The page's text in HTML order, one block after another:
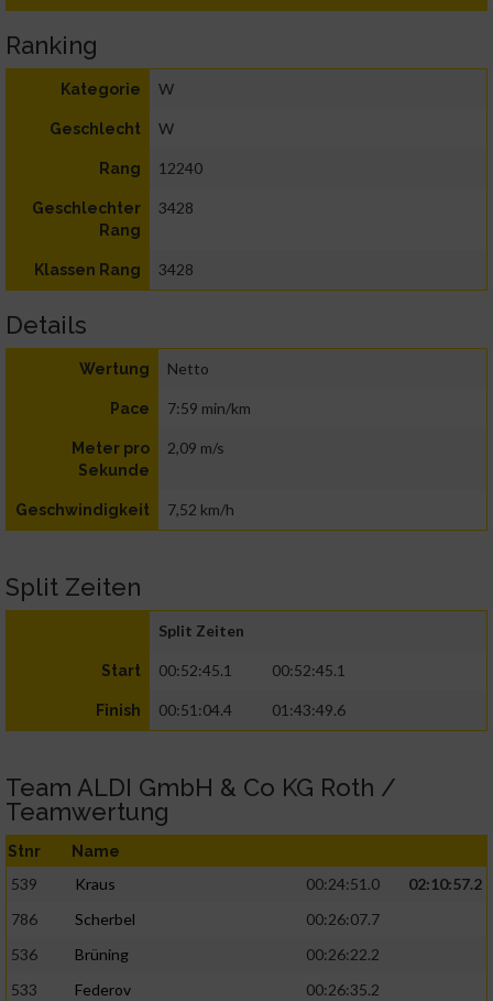
Ranking
Kategorie W
Geschlecht W
Rang 12240
Geschlechter
Rang
3428
Klassen Rang 3428
Details
Wertung Netto
Pace 7:59 min/km
Meter pro
Sekunde
2,09 m/s
Geschwindigkeit 7,52 km/h
Split Zeiten
Split Zeiten
Start 00:52:45.1 00:52:45.1
Finish 00:51:04.4 01:43:49.6
Team ALDI GmbH & Co KG Roth /
Teamwertung
Stnr Name
539 Kraus 00:24:51.0
02:10:57.2
786
Scherbel
00:26:07.7
536
Brüning
00:26:22.2
533
Federov
00:26:35.2